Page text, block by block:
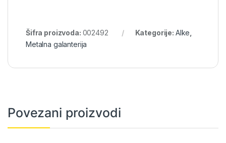
Šifra proizvoda: 002492 Kategorije: Alke
Metalna galanterija
Povezani proizvodi